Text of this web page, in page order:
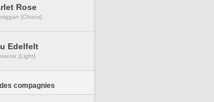
Rose
[Chaos]
Edelfelt
[Light]
compagnies